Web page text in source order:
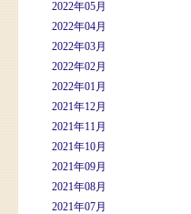
2022年05月
2022年04月
2022年03月
2022年02月
2022年01月
2021年12月
2021年11月
2021年10月
2021年09月
2021年08月
2021年07月